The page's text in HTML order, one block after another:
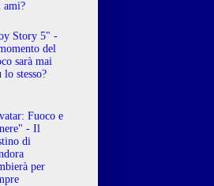
ami?
Story 5" -
del
sarà mai
lo stesso?
Fuoco e
- Il
di
per